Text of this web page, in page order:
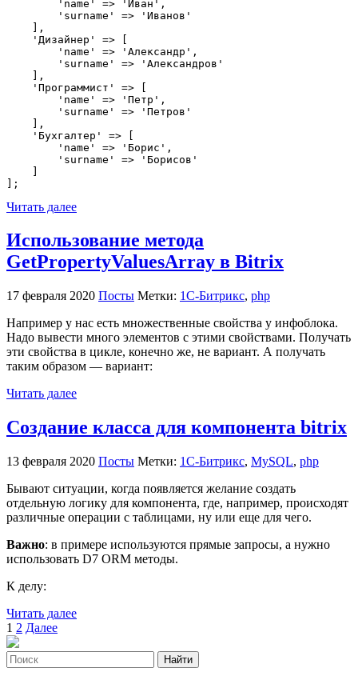
];
Читать далее
Использование метода
GetPropertyValuesArray в Bitrix
17 февраля 2020 Посты Метки: 1С-Битрикс, php
Например у нас есть множественные свойства у инфоблока.
Надо вывести много элементов с этими свойствами. Получать
эти свойства в цикле, конечно же, не вариант. А получать
таким образом — вариант:
Читать далее
Создание класса для компонента bitrix
13 февраля 2020 Посты Метки: 1С-Битрикс, MySQL, php
Бывают ситуации, когда появляется желание создать
отдельную логику для компонента, где, например, происходят
различные операции с таблицами, ну или еще для чего.
Важно: в примере используются прямые запросы, а нужно
использовать D7 ORM методы.
К делу:
Читать далее
Пагинация
записей
1 2 Далее
Найти